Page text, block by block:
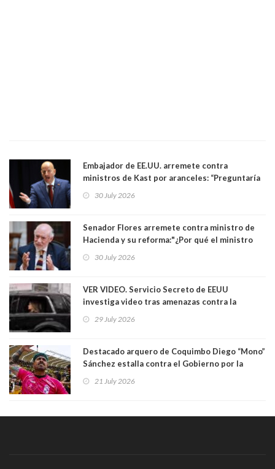
Embajador de EE.UU. arremete contra
ministros de Kast por aranceles: “Preguntaría
Yo diría que no”
30 July 2026
Senador Flores arremete contra ministro de
Hacienda y su reforma:"¿Por qué el ministro
más ricos, pasándole la aplanadora a los
30 July 2026
VER VIDEO. Servicio Secreto de EEUU
investiga video tras amenazas contra la
29 July 2026
Destacado arquero de Coquimbo Diego “Mono”
Sánchez estalla contra el Gobierno por la
contra ministro Poduje a quién trató de
21 July 2026